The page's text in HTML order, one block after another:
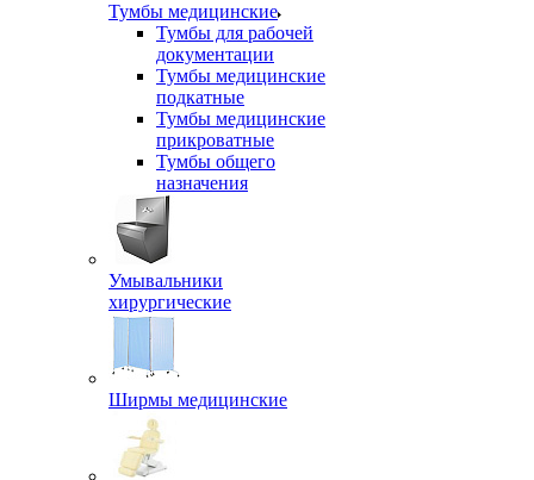
Тумбы медицинские
Тумбы для рабочей
документации
Тумбы медицинские
подкатные
Тумбы медицинские
прикроватные
Тумбы общего
назначения
Умывальники
хирургические
Ширмы медицинские